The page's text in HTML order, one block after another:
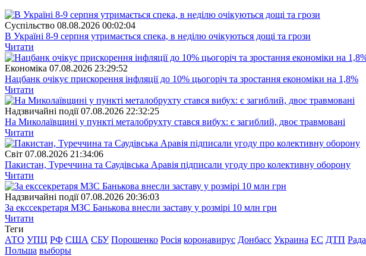
Суспiльство 08.08.2026 00:02:04
В Україні 8-9 серпня утримається спека, в неділю очікуються дощі та грози
Читати
Економіка 07.08.2026 23:29:52
Нацбанк очікує прискорення інфляції до 10% цьогоріч та зростання економіки на 1,8%
Читати
Надзвичайні події 07.08.2026 22:32:25
На Миколаївщині у пункті металобрухту стався вибух: є загиблий, двоє травмовані
Читати
Свiт 07.08.2026 21:34:06
Пакистан, Туреччина та Саудівська Аравія підписали угоду про колективну оборону
Читати
Надзвичайні події 07.08.2026 20:36:03
За екссекретаря МЗС Банькова внесли заставу у розмірі 10 млн грн
Читати
Теги
АТО УПЦ РФ США СБУ Порошенко Росія коронавирус Донбасс Украина ЕС ДТП Рада
Польша выборы